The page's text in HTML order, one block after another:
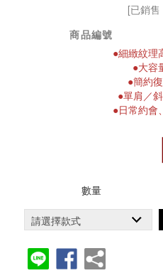
[已銷
商品編號
●細緻紋理
●大容
●簡約
●單肩 ／
●日常約會
數量